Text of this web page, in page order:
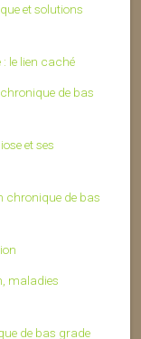
et solutions
le lien caché
de bas
et ses
chronique de bas
maladies
de bas grade